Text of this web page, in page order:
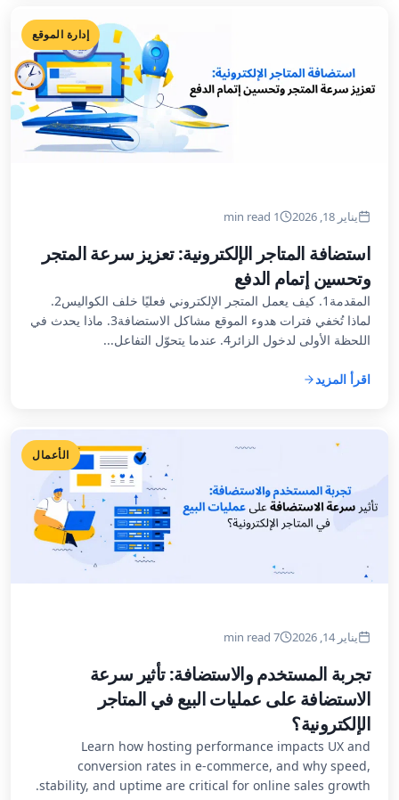
إدارة الموقع
يناير 18, 2026 1 min read
استضافة المتاجر الإلكترونية: تعزيز سرعة المتجر
وتحسين إتمام الدفع
المقدمة1. كيف يعمل المتجر الإلكتروني فعليًا خلف الكواليس2.
لماذا تُخفي فترات هدوء الموقع مشاكل الاستضافة3. ماذا يحدث في
اللحظة الأولى لدخول الزائر4. عندما يتحوّل التفاعل...
اقرأ المزيد
الأعمال
يناير 14, 2026 7 min read
تجربة المستخدم والاستضافة: تأثير سرعة
الاستضافة على عمليات البيع في المتاجر
الإلكترونية؟
Learn how hosting performance impacts UX and
conversion rates in e-commerce, and why speed,
stability, and uptime are critical for online sales growth.